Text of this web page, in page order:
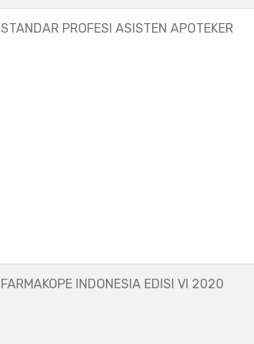
STANDAR PROFESI ASISTEN APOTEKER
FARMAKOPE INDONESIA EDISI VI 2020